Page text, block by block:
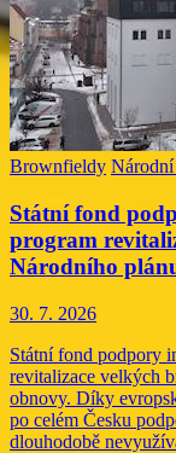
Brownfieldy
Státní fond
program
Národního
30. 7. 2026
Státní fond podpory
revitalizace velkých
obnovy. Díky
po celém Česku
dlouhodobě